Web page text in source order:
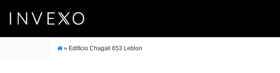
» Edifício Chagall 653 Leblon